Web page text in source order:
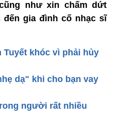
như xin chấm dứt
gia đình cố nhạc sĩ
khóc vì phải hủy
dạ" khi cho bạn vay
người rất nhiều